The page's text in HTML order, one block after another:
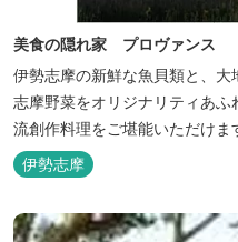
美食の隠れ家 プロヴァンス
伊勢志摩の新鮮な魚貝類と、
志摩野菜をオリジナリティあ
流創作料理をご堪能いただけま
数限定で開催。伊勢志摩の美し
内いたします。
伊勢志摩